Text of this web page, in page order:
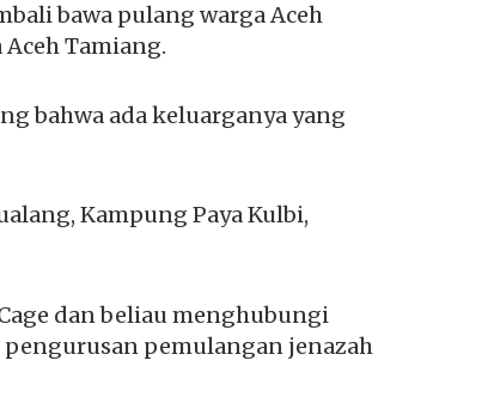
bawa pulang warga Aceh
Tamiang.
bahwa ada keluarganya yang
Kampung Paya Kulbi,
dan beliau menghubungi
pemulangan jenazah